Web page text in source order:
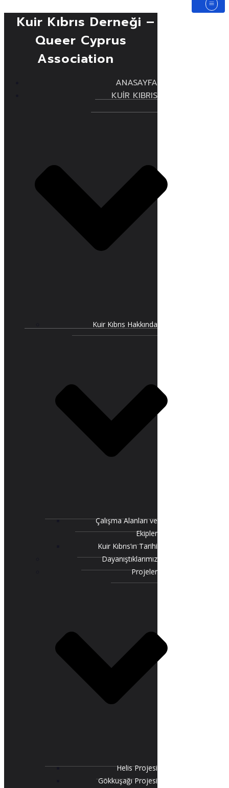
Kuir Kıbrıs Derneği –
Queer Cyprus
Association
ANASAYFA
KUİR KIBRIS
Kuir Kıbrıs Hakkında
Çalışma Alanları ve
Ekipler
Kuir Kıbrıs’ın Tarihi
Dayanıştıklarımız
Projeler
Helis Projesi
Gökkuşağı Projesi